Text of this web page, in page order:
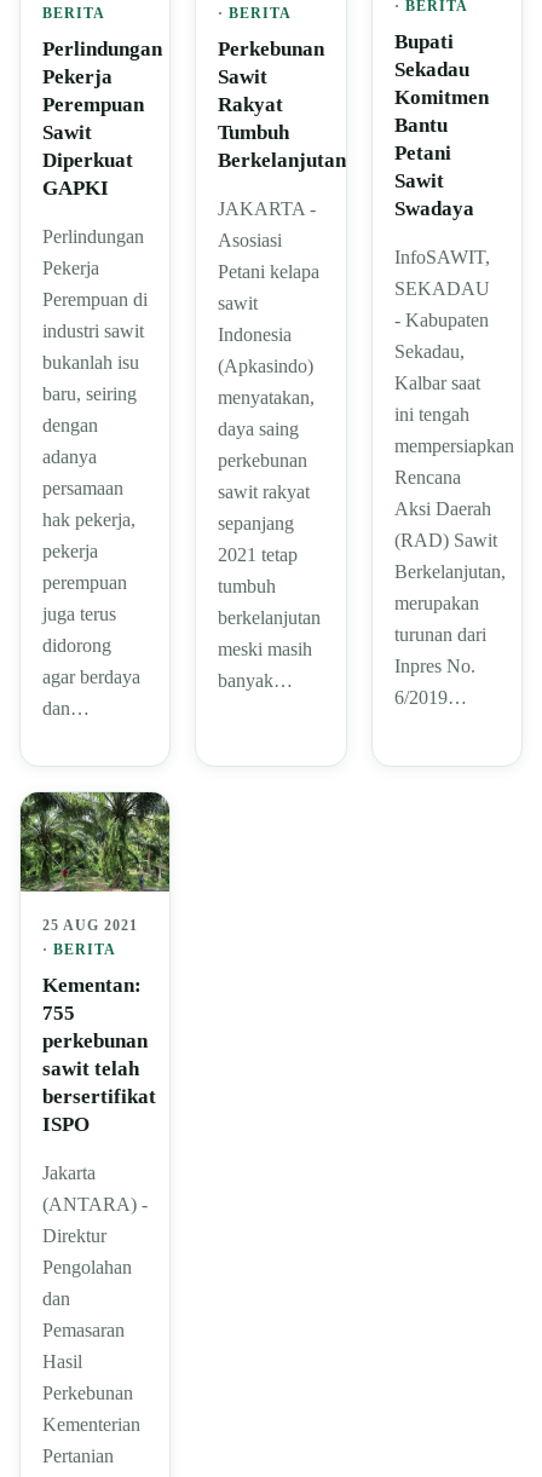
BERITA
Perlindungan
Pekerja
Perempuan
Sawit
Diperkuat
GAPKI
Perlindungan
Pekerja
Perempuan di
industri sawit
bukanlah isu
baru, seiring
dengan
adanya
persamaan
hak pekerja,
pekerja
perempuan
juga terus
didorong
agar berdaya
dan…
·BERITA
Perkebunan
Sawit
Rakyat
Tumbuh
Berkelanjutan
JAKARTA -
Asosiasi
Petani kelapa
sawit
Indonesia
(Apkasindo)
menyatakan,
daya saing
perkebunan
sawit rakyat
sepanjang
2021 tetap
tumbuh
berkelanjutan
meski masih
banyak…
· BERITA
Bupati
Sekadau
Komitmen
Bantu
Petani
Sawit
Swadaya
InfoSAWIT,
SEKADAU
- Kabupaten
Sekadau,
Kalbar saat
ini tengah
mempersiapkan
Rencana
Aksi Daerah
(RAD) Sawit
Berkelanjutan,
merupakan
turunan dari
Inpres No.
6/2019…
25 AUG 2021
· BERITA
Kementan:
755
perkebunan
sawit telah
bersertifikat
ISPO
Jakarta
(ANTARA) -
Direktur
Pengolahan
dan
Pemasaran
Hasil
Perkebunan
Kementerian
Pertanian